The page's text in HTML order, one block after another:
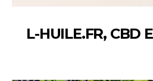
L-HUILE.FR, CBD